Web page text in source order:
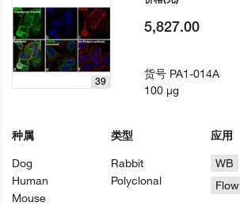
39
种属
Dog
Human
Mouse
类型
Rabbit
Polyclonal
应用
WB
Flow
5,827.00
货号 PA1-014A
100 µg